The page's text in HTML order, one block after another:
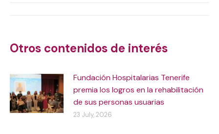
Otros contenidos de interés
Fundación Hospitalarias Tenerife
premia los logros en la rehabilitación
de sus personas usuarias
23 July, 2026